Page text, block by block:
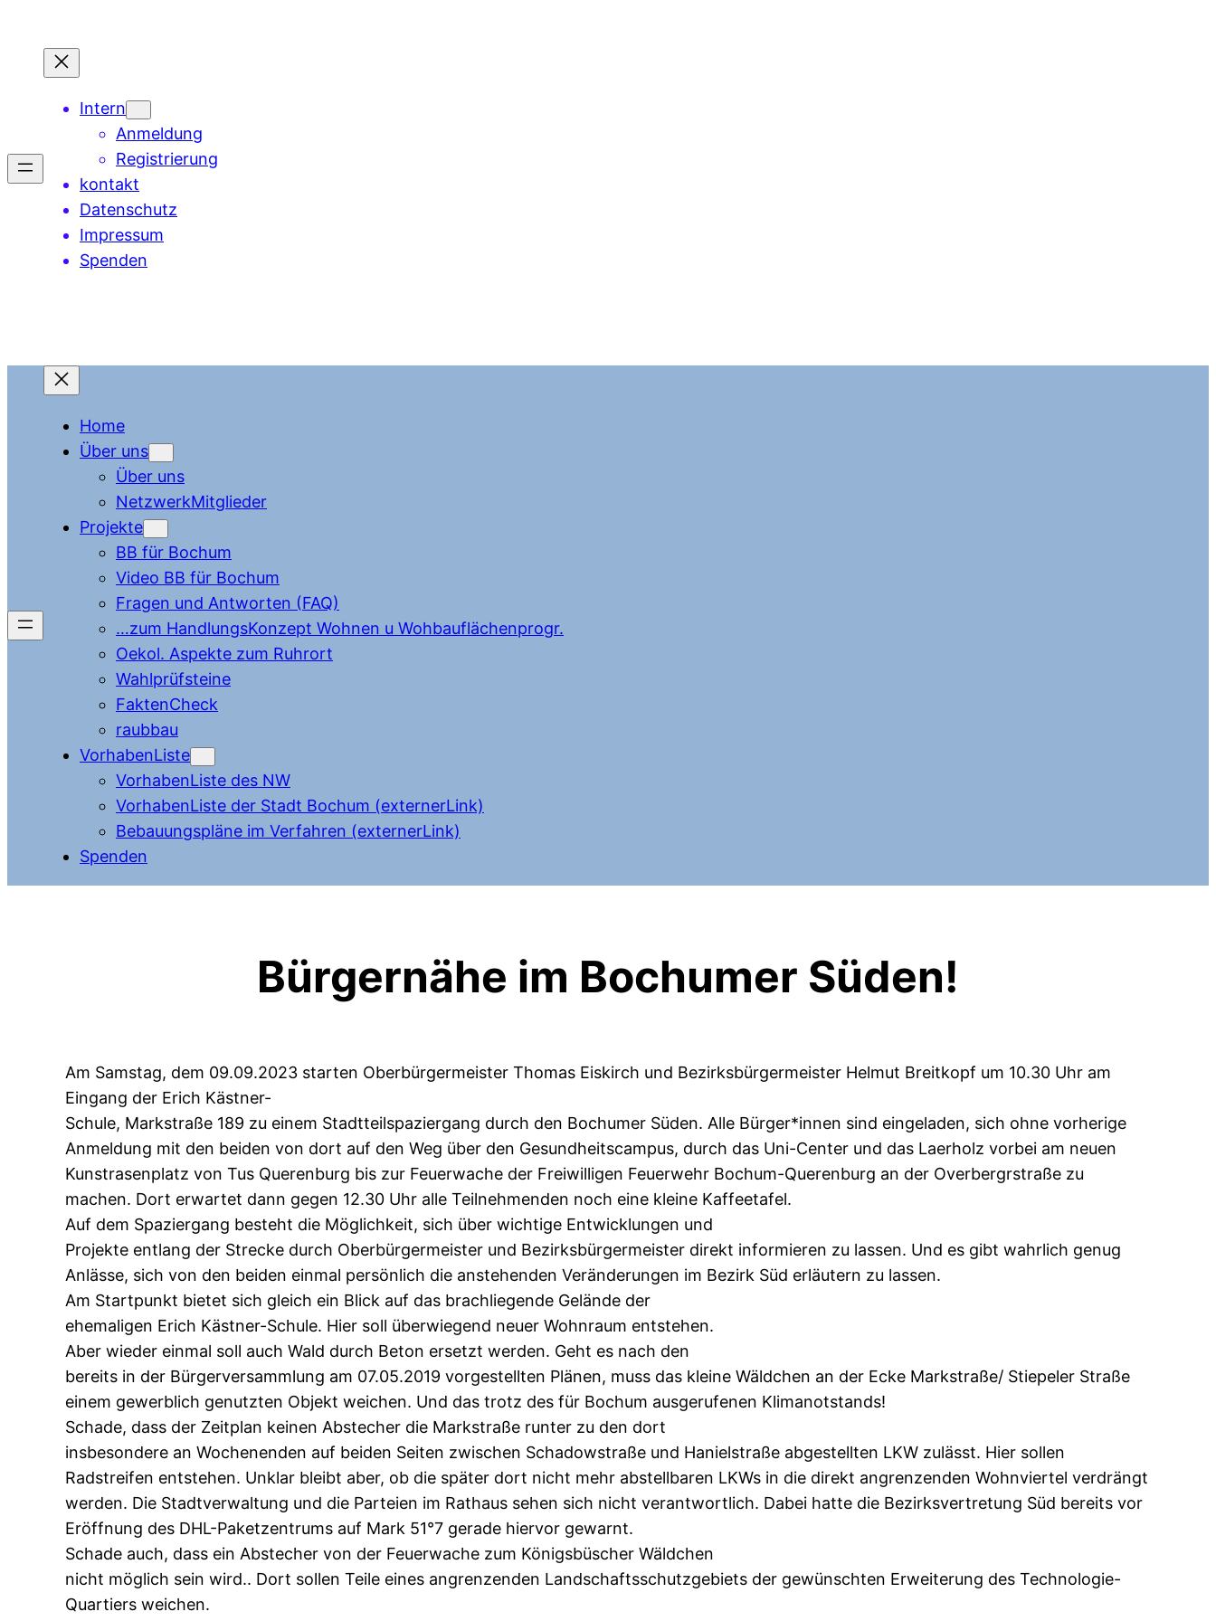
Inhalt
springen
Intern
Anmeldung
Registrierung
kontakt
Datenschutz
Impressum
Spenden
Home
Über uns
Über uns
NetzwerkMitglieder
Projekte
BB für Bochum
Video BB für Bochum
Fragen und Antworten (FAQ)
…zum HandlungsKonzept Wohnen u Wohbauflächenprogr.
Oekol. Aspekte zum Ruhrort
Wahlprüfsteine
FaktenCheck
raubbau
VorhabenListe
VorhabenListe des NW
VorhabenListe der Stadt Bochum (externerLink)
Bebauungspläne im Verfahren (externerLink)
Spenden
Bürgernähe im Bochumer Süden!
Am Samstag, dem 09.09.2023 starten Oberbürgermeister Thomas Eiskirch und Bezirksbürgermeister Helmut Breitkopf um 10.30 Uhr am
Eingang der Erich Kästner-
Schule, Markstraße 189 zu einem Stadtteilspaziergang durch den Bochumer Süden. Alle Bürger*innen sind eingeladen, sich ohne vorherige
Anmeldung mit den beiden von dort auf den Weg über den Gesundheitscampus, durch das Uni-Center und das Laerholz vorbei am neuen
Kunstrasenplatz von Tus Querenburg bis zur Feuerwache der Freiwilligen Feuerwehr Bochum-Querenburg an der Overbergrstraße zu
machen. Dort erwartet dann gegen 12.30 Uhr alle Teilnehmenden noch eine kleine Kaffeetafel.
Auf dem Spaziergang besteht die Möglichkeit, sich über wichtige Entwicklungen und
Projekte entlang der Strecke durch Oberbürgermeister und Bezirksbürgermeister direkt informieren zu lassen. Und es gibt wahrlich genug
Anlässe, sich von den beiden einmal persönlich die anstehenden Veränderungen im Bezirk Süd erläutern zu lassen.
Am Startpunkt bietet sich gleich ein Blick auf das brachliegende Gelände der
ehemaligen Erich Kästner-Schule. Hier soll überwiegend neuer Wohnraum entstehen.
Aber wieder einmal soll auch Wald durch Beton ersetzt werden. Geht es nach den
bereits in der Bürgerversammlung am 07.05.2019 vorgestellten Plänen, muss das kleine Wäldchen an der Ecke Markstraße/ Stiepeler Straße
einem gewerblich genutzten Objekt weichen. Und das trotz des für Bochum ausgerufenen Klimanotstands!
Schade, dass der Zeitplan keinen Abstecher die Markstraße runter zu den dort
insbesondere an Wochenenden auf beiden Seiten zwischen Schadowstraße und Hanielstraße abgestellten LKW zulässt. Hier sollen
Radstreifen entstehen. Unklar bleibt aber, ob die später dort nicht mehr abstellbaren LKWs in die direkt angrenzenden Wohnviertel verdrängt
werden. Die Stadtverwaltung und die Parteien im Rathaus sehen sich nicht verantwortlich. Dabei hatte die Bezirksvertretung Süd bereits vor
Eröffnung des DHL-Paketzentrums auf Mark 51°7 gerade hiervor gewarnt.
Schade auch, dass ein Abstecher von der Feuerwache zum Königsbüscher Wäldchen
nicht möglich sein wird.. Dort sollen Teile eines angrenzenden Landschaftsschutzgebiets der gewünschten Erweiterung des Technologie-
Quartiers weichen.